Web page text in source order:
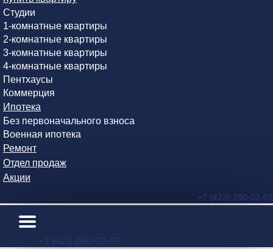
Студии
1-комнатные квартиры
2-комнатные квартиры
3-комнатные квартиры
4-комнатные квартиры
Пентхаусы
Коммерция
Ипотека
Без первоначального взноса
Военная ипотека
Ремонт
Отдел продаж
Акции
+7 (423) 280-02-07
+7 (423) 280-02-07